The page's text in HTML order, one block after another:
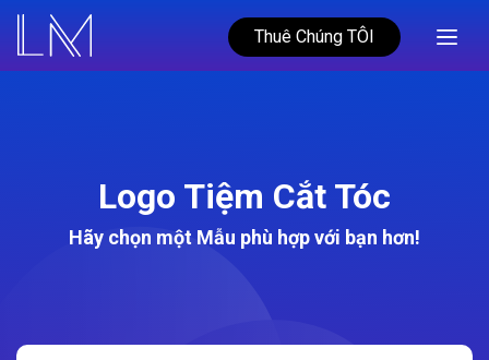
Thuê Chúng TÔI
Logo Tiệm Cắt Tóc
Hãy chọn một Mẫu phù hợp với bạn hơn!